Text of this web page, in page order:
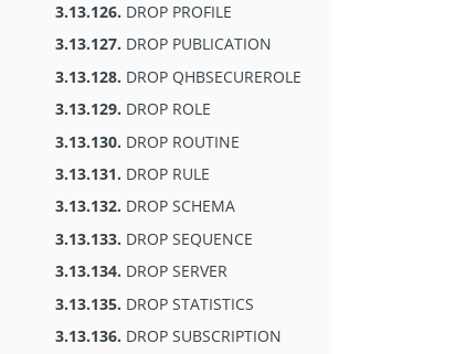
3.13.126. DROP PROFILE
3.13.127. DROP PUBLICATION
3.13.128. DROP QHBSECUREROLE
3.13.129. DROP ROLE
3.13.130. DROP ROUTINE
3.13.131. DROP RULE
3.13.132. DROP SCHEMA
3.13.133. DROP SEQUENCE
3.13.134. DROP SERVER
3.13.135. DROP STATISTICS
3.13.136. DROP SUBSCRIPTION